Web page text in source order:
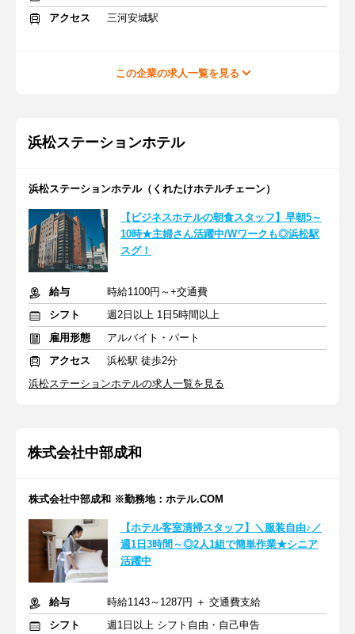
アクセス
三河安城駅
この企業の求人一覧を見る
浜松ステーションホテル
浜松ステーションホテル（くれたけホテルチェーン）
【ビジネスホテルの朝食スタッフ】早朝5～
10時★主婦さん活躍中/Wワークも◎浜松駅
スグ！
給与
時給1100円～+交通費
シフト
週2日以上 1日5時間以上
雇用形態
アルバイト・パート
アクセス
浜松駅 徒歩2分
浜松ステーションホテルの求人一覧を見る
株式会社中部成和
株式会社中部成和 ※勤務地：ホテル.COM
【ホテル客室清掃スタッフ】＼服装自由♪／
週1日3時間～◎2人1組で簡単作業★シニア
活躍中
給与
時給1143～1287円 ＋ 交通費支給
シフト
週1日以上 シフト自由・自己申告